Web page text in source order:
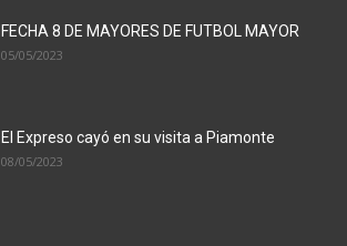
FECHA 8 DE MAYORES DE FUTBOL MAYOR
05/05/2023
El Expreso cayó en su visita a Piamonte
08/05/2023